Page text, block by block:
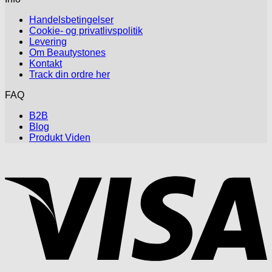
Handelsbetingelser
Cookie- og privatlivspolitik
Levering
Om Beautystones
Kontakt
Track din ordre her
FAQ
B2B
Blog
Produkt Viden